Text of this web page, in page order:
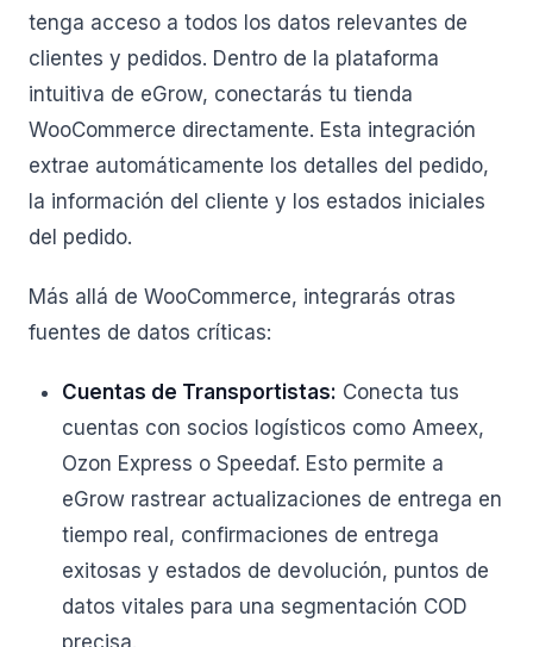
tenga acceso a todos los datos relevantes de
clientes y pedidos. Dentro de la plataforma
intuitiva de eGrow, conectarás tu tienda
WooCommerce directamente. Esta integración
extrae automáticamente los detalles del pedido,
la información del cliente y los estados iniciales
del pedido.
Más allá de WooCommerce, integrarás otras
fuentes de datos críticas:
Cuentas de Transportistas: Conecta tus
cuentas con socios logísticos como Ameex,
Ozon Express o Speedaf. Esto permite a
eGrow rastrear actualizaciones de entrega en
tiempo real, confirmaciones de entrega
exitosas y estados de devolución, puntos de
datos vitales para una segmentación COD
precisa.